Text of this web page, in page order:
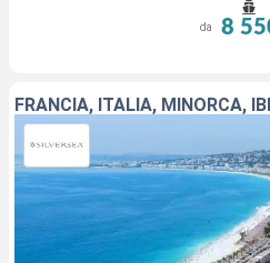
da 8
FRANCIA, ITALIA, MINORCA,